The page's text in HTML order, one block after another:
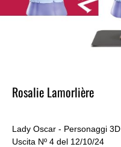
Rosalie Lamorlière
Lady Oscar - Personaggi 3D
Uscita Nº 4 del 12/10/24